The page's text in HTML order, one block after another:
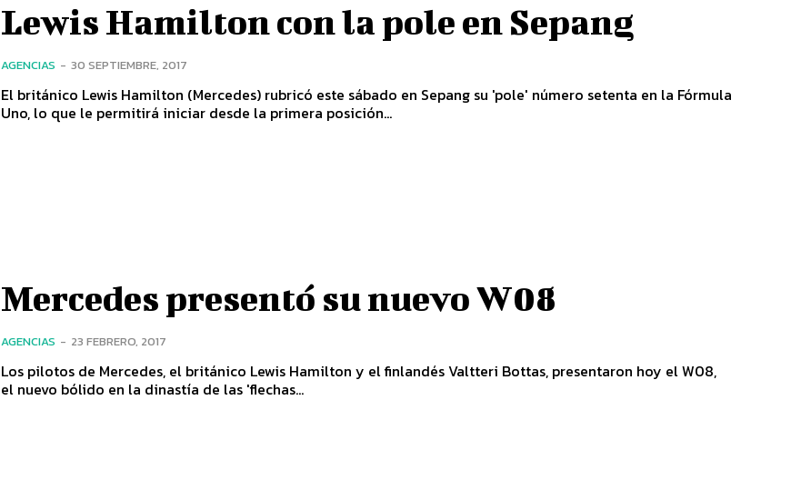
Lewis Hamilton con la pole en Sepang
AGENCIAS - 30 SEPTIEMBRE, 2017
El británico Lewis Hamilton (Mercedes) rubricó este sábado en Sepang su 'pole' número setenta en la Fórmula
Uno, lo que le permitirá iniciar desde la primera posición...
Mercedes presentó su nuevo W08
AGENCIAS - 23 FEBRERO, 2017
Los pilotos de Mercedes, el británico Lewis Hamilton y el finlandés Valtteri Bottas, presentaron hoy el W08,
el nuevo bólido en la dinastía de las 'flechas...